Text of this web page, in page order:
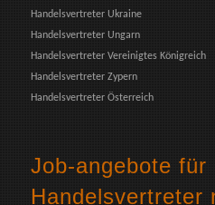
Handelsvertreter Ukraine
Handelsvertreter Ungarn
Handelsvertreter Vereinigtes Königreich
Handelsvertreter Zypern
Handelsvertreter Österreich
Job-angebote für
Handelsvertreter